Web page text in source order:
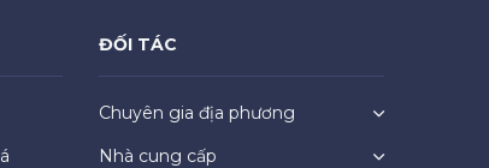
ĐỐI TÁC
Chuyên gia địa phương
Nhà cung cấp